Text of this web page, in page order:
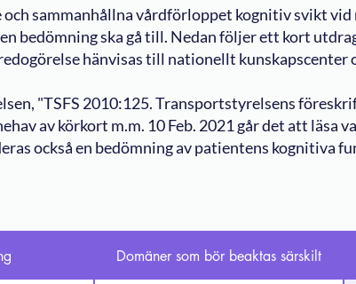
sammanhållna vårdförloppet kognitiv svikt
bedömning ska gå till. Nedan följer ett kort
hänvisas till nationellt kunskapscenter
"TSFS 2010:125. Transportstyrelsens
av körkort m.m. 10 Feb. 2021 går det att läsa
också en bedömning av patientens kognitiva
Domäner som bör beaktas särskilt